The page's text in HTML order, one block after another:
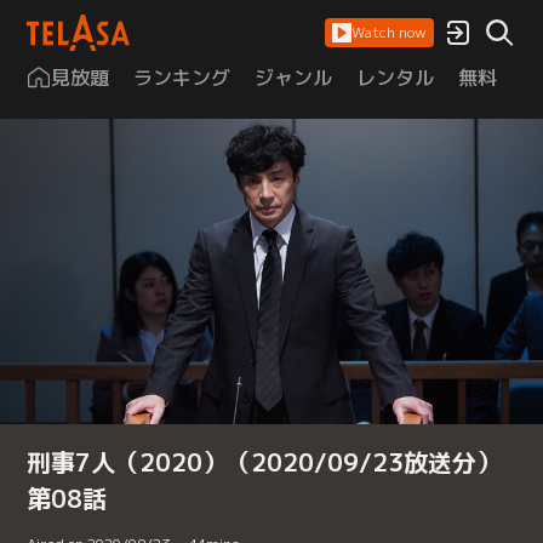
Watch now
見放題 ランキング ジャンル レンタル 無料
刑事7人（2020）（2020/09/23放送分）
第08話